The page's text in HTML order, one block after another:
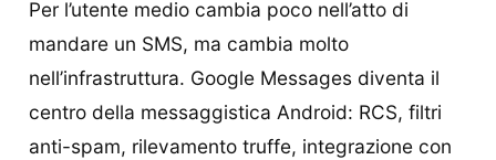
Per l’utente medio cambia poco nell’atto di
mandare un SMS, ma cambia molto
nell’infrastruttura. Google Messages diventa il
centro della messaggistica Android: RCS, filtri
anti-spam, rilevamento truffe, integrazione con